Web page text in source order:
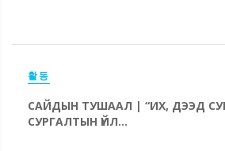
활동
САЙДЫН ТУШААЛ | “ИХ, ДЭЭД
СУРГАЛТЫН ҮЙЛ...